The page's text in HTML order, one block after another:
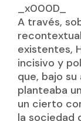
_x000D_
A través,
existentes,
incisivo y
que, bajo
planteaba
un cierto
la sociedad